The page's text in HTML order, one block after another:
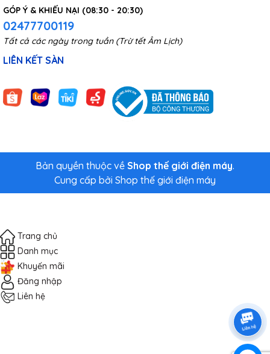
GÓP Ý & KHIẾU NẠI (08:30 - 20:30)
02477700119
Tất cả các ngày trong tuần (Trừ tết Âm Lịch)
LIÊN KẾT SÀN
Bản quyền thuộc về Shop thế giới điện máy.
Cung cấp bởi Shop thế giới điện máy
Trang chủ
Danh mục
Khuyến mãi
Đăng nhập
Liên hệ